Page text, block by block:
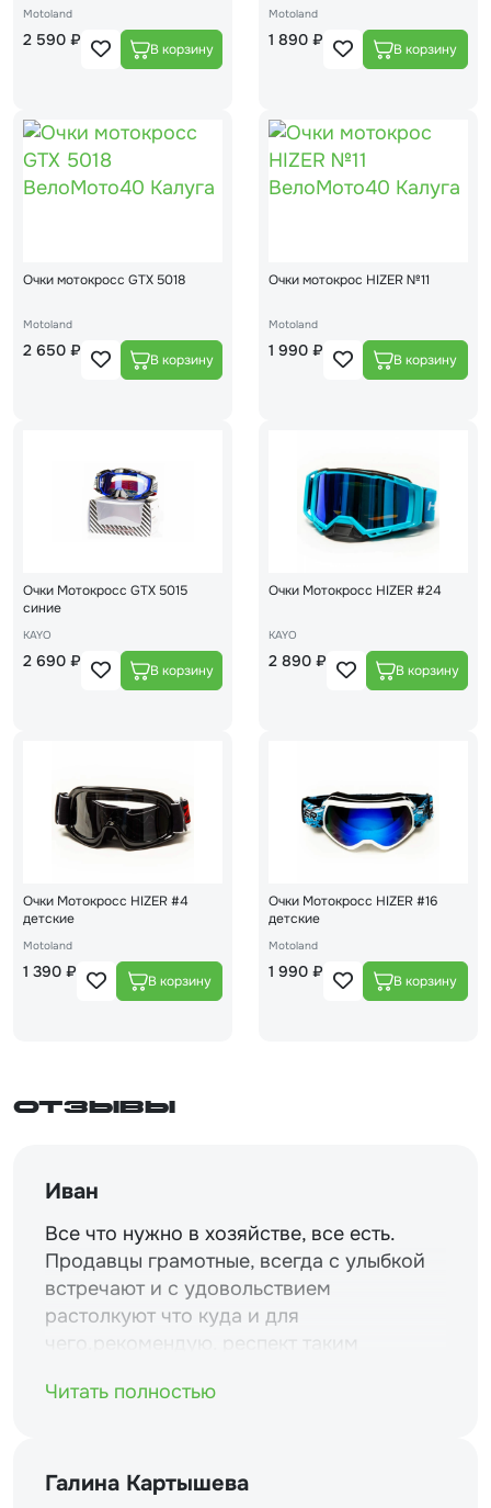
Motoland
2 590 ₽
Motoland
1 890 ₽
Очки мотокросс GTX 5018
Motoland
2 650 ₽
Очки мотокрос HIZER №11
Motoland
1 990 ₽
Очки Мотокросс GTX 5015
синие
KAYO
2 690 ₽
Очки Мотокросс HIZER #24
KAYO
2 890 ₽
Очки Мотокросс HIZER #4
детские
Motoland
1 390 ₽
Очки Мотокросс HIZER #16
детские
Motoland
1 990 ₽
Отзывы
Иван
Все что нужно в хозяйстве, все есть.
Продавцы грамотные, всегда с улыбкой
встречают и с удовольствием
растолкуют что куда и для
чего.рекомендую. респект таким
Читать полностью
Галина Картышева